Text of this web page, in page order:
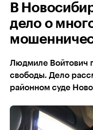
В
дело о
Людмиле Войтович
свободы. Дело
районном суде